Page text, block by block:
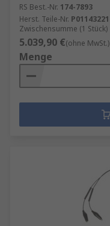
RS Best.-Nr. 174-7893
Herst. Teile-Nr. P01143221
Zwischensumme (1 Stück)
5.039,90 €(ohne MwSt.)
Menge